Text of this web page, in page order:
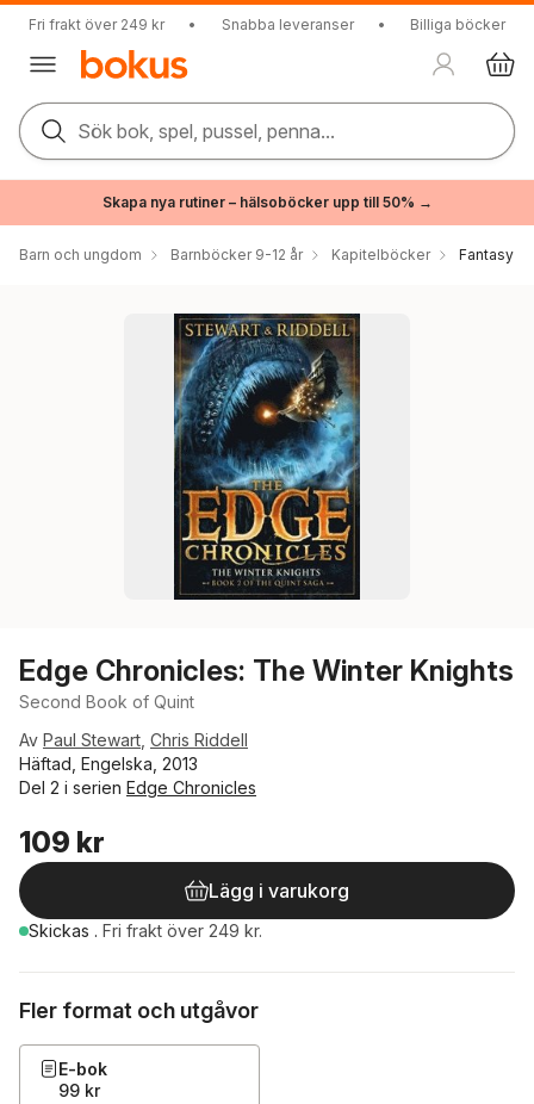
Fri frakt över 249 kr • Snabba leveranser • Billiga böcker
Sök bok, spel, pussel, penna...
Skapa nya rutiner – hälsoböcker upp till 50% →
Barn och ungdom Barnböcker 9-12 år Kapitelböcker Fantasy
Edge Chronicles: The Winter Knights
Second Book of Quint
Av Paul Stewart Chris Riddell
Häftad, Engelska, 2013
Del 2 i serien Edge Chronicles
109 kr
Lägg i varukorg
Skickas . Fri frakt över 249 kr.
Fler format och utgåvor
E-bok
99 kr